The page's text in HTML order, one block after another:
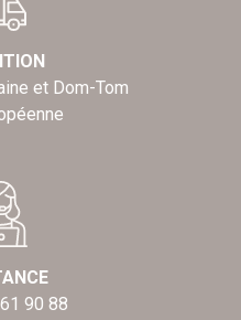
et Dom-Tom
90 88